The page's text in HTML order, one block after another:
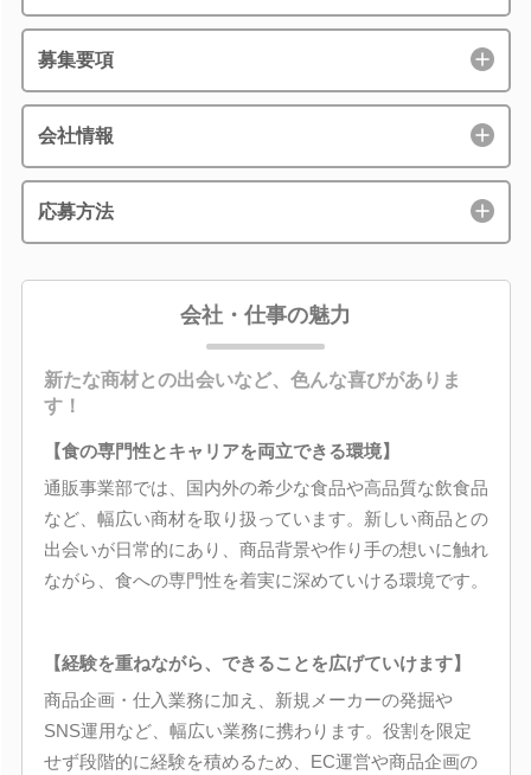
募集要項
会社情報
応募方法
会社・仕事の魅力
新たな商材との出会いなど、色んな喜びがありま
す！
【食の専門性とキャリアを両立できる環境】
通販事業部では、国内外の希少な食品や高品質な飲食品
など、幅広い商材を取り扱っています。新しい商品との
出会いが日常的にあり、商品背景や作り手の想いに触れ
ながら、食への専門性を着実に深めていける環境です。
【経験を重ねながら、できることを広げていけます】
商品企画・仕入業務に加え、新規メーカーの発掘や
SNS運用など、幅広い業務に携わります。役割を限定
せず段階的に経験を積めるため、EC運営や商品企画の